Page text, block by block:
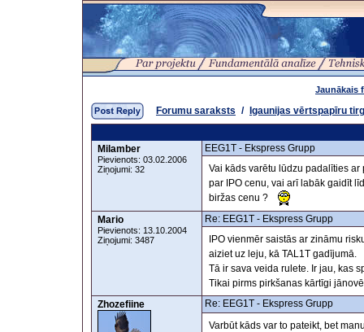
Jaunākais
Forumu saraksts / Igaunijas vērtspapīru
Milamber
Pievienots: 03.02.2006
Ziņojumi: 32
EEG1T - Ekspress Grupp
Vai kāds varētu lūdzu padalīties
par IPO cenu, vai arī labāk gaidīt
biržas cenu ?
Mario
Pievienots: 13.10.2004
Ziņojumi: 3487
Re: EEG1T - Ekspress Grupp
IPO vienmēr saistās ar zināmu
aiziet uz leju, kā TAL1T gadījumā.
Tā ir sava veida rulete. Ir jau, kas
Tikai pirms pirkšanas kārtīgi
Zhozefiine
Re: EEG1T - Ekspress Grupp
Varbūt kāds var to pateikt, bet